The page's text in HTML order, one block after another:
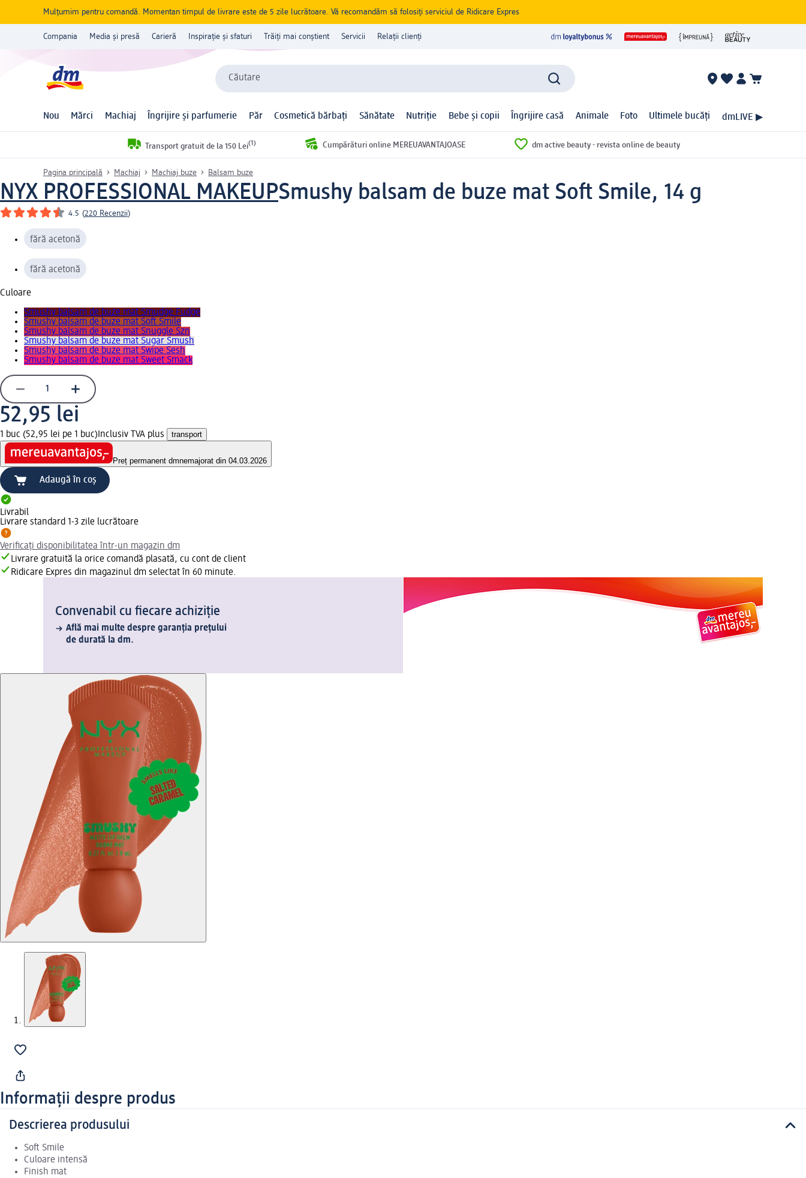
Mulțumim pentru comandă. Momentan timpul de livrare este de 5 zile lucrătoare. Vă recomandăm să folosiți serviciul de Ridicare Expres
Compania Media și presă Carieră Inspirație și sfaturi Trăiți mai conștient Servicii Relații clienți
Căutare
Nou Mărci Machiaj Îngrijire și parfumerie Păr Cosmetică bărbați Sănătate Nutriție Bebe și copii Îngrijire casă Animale Foto Ultimele bucăți dmLIVE ▶
Transport gratuit de la 150 Lei(1) Cumpărături online MEREUAVANTAJOASE dm active beauty - revista online de beauty
Pagina principală Machiaj Machiaj buze Balsam buze
NYX PROFESSIONAL MAKEUPSmushy balsam de buze mat Soft Smile, 14 g
4.5 (220 Recenzii)
fără acetonă
fără acetonă
Culoare
Smushy balsam de buze mat Smudge Fudge
Smushy balsam de buze mat Soft Smile
Smushy balsam de buze mat Snuggle Szn
Smushy balsam de buze mat Sugar Smush
Smushy balsam de buze mat Swipe Sesh
Smushy balsam de buze mat Sweet Smack
52,95 lei
1 buc (52,95 lei pe 1 buc) Inclusiv TVA plus transport
Preț permanent dmnemajorat din 04.03.2026
Adaugă în coș
Livrabil
Livrare standard 1-3 zile lucrătoare
Verificați disponibilitatea într-un magazin dm
Livrare gratuită la orice comandă plasată, cu cont de client
Ridicare Expres din magazinul dm selectat în 60 minute.
Convenabil cu fiecare achiziție
Află mai multe despre garanția prețului
de durată la dm.
Informații despre produs
Descrierea produsului
Soft Smile
Culoare intensă
Finish mat